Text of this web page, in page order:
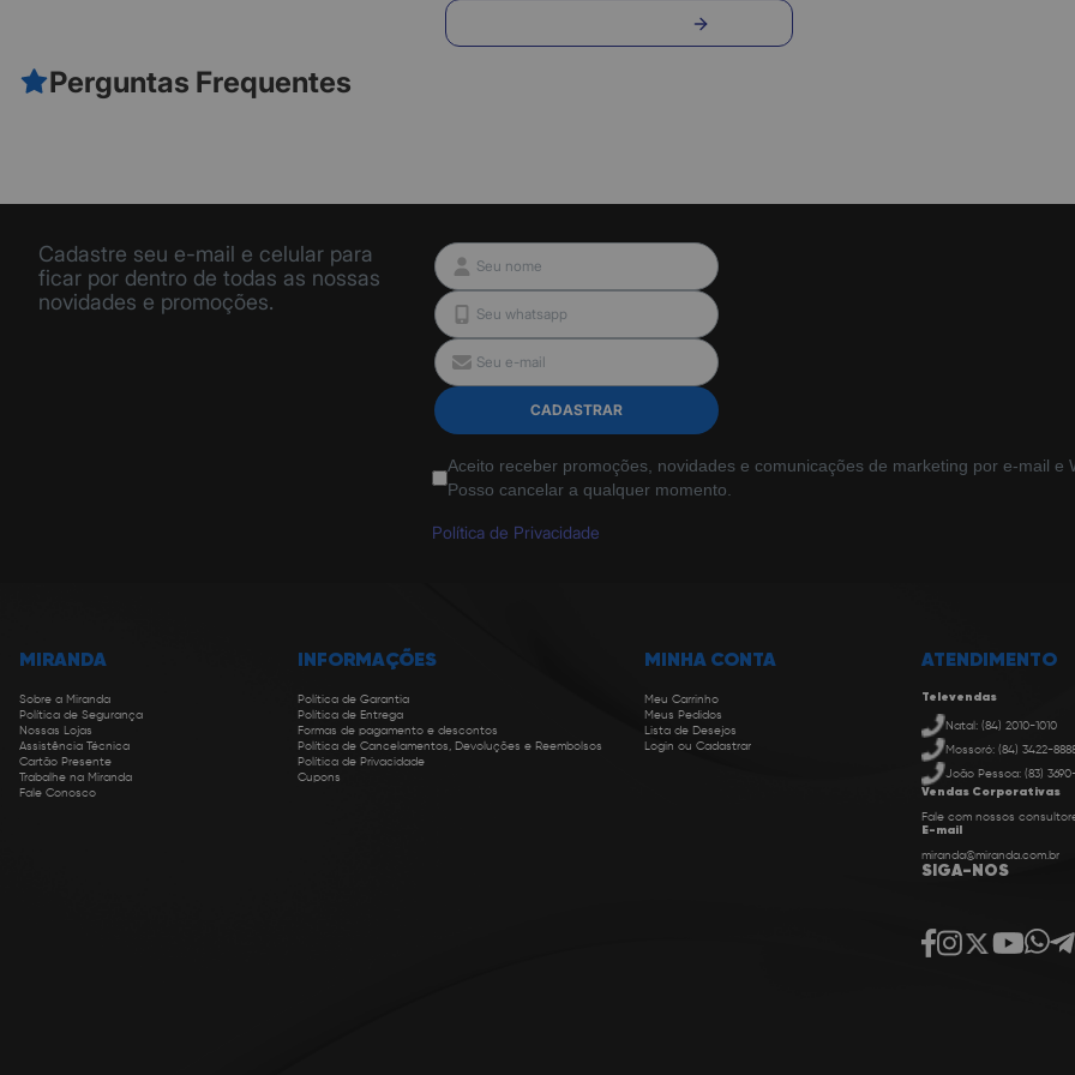
Perguntas Frequentes
Cadastre seu e-mail e celular para
ficar por dentro de todas as nossas
novidades e promoções.
CADASTRAR
Aceito receber promoções, novidades e comunicações de marketing por e-mail e
Posso cancelar a qualquer momento.
Política de Privacidade
MIRANDA
Sobre a Miranda
Política de Segurança
Nossas Lojas
Assistência Técnica
Cartão Presente
Trabalhe na Miranda
Fale Conosco
INFORMAÇÕES
Política de Garantia
Política de Entrega
Formas de pagamento e descontos
Política de Cancelamentos, Devoluções e Reembolsos
Política de Privacidade
Cupons
MINHA CONTA
Meu Carrinho
Meus Pedidos
Lista de Desejos
Login ou Cadastrar
ATENDIMENTO
Televendas
Natal: (84) 2010-1010
Mossoró: (84) 3422-
João Pessoa: (83) 3690-
Vendas Corporativas
Fale com nossos
E-mail
miranda@miranda.com.br
SIGA-NOS